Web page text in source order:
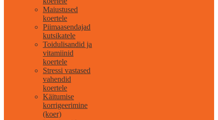
Maiustused
koertele
Piimaasendajad
kutsikatele
Toidulisandid ja
vitamiinid
koertele
Stressi vastased
vahendid
koertele
Käitumise
korrigeerimine
(koer)